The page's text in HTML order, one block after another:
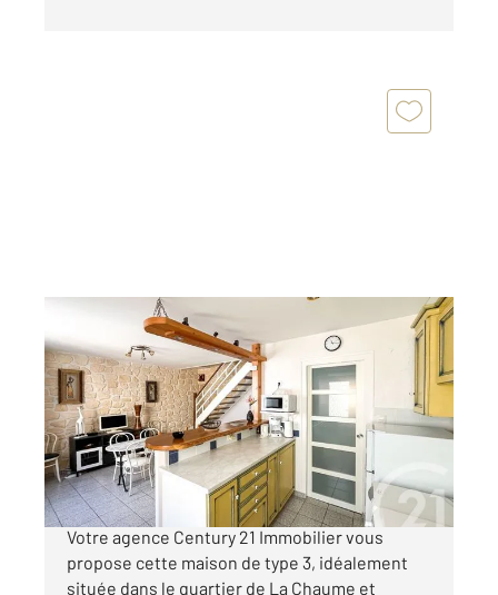
LES SABLES D OLONNE 85
48,54 m 2, 3 pièces
Ref : 1658
Maison à vendre
223 200 €
Les Sables-d'Olonne Quartier de La Chaume.
Votre agence Century 21 Immobilier vous
propose cette maison de type 3, idéalement
située dans le quartier de La Chaume et